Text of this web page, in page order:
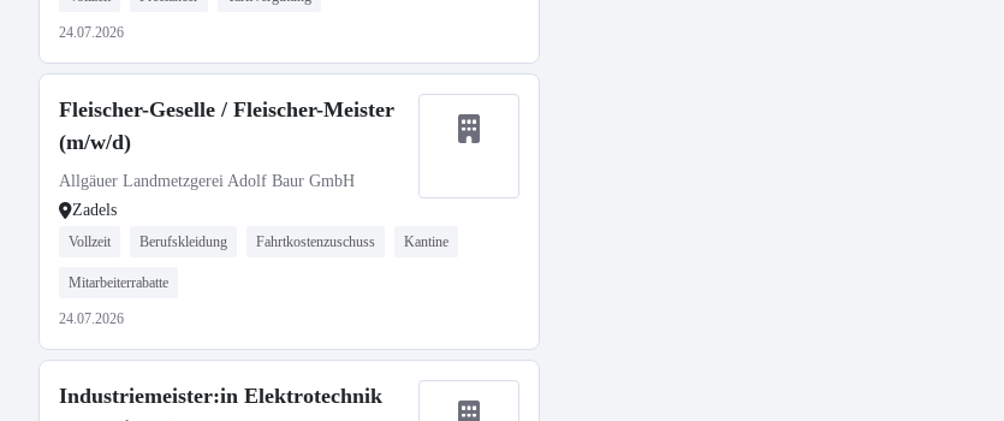
24.07.2026
Fleischer-Geselle / Fleischer-Meister
(m/w/d)
Allgäuer Landmetzgerei Adolf Baur GmbH
Zadels
Vollzeit Berufskleidung Fahrtkostenzuschuss Kantine
Mitarbeiterrabatte
24.07.2026
Industriemeister:in Elektrotechnik